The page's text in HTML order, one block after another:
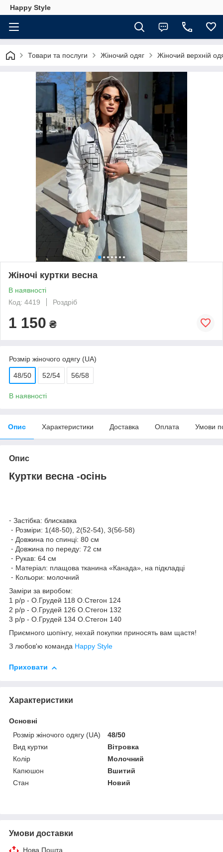
Happy Style
Товари та послуги Жіночий одяг Жіночий верхній
Жіночі куртки весна
В наявності
Код: 4419
Роздріб
1 150 ₴
Розмір жіночого одягу (UA)
48/50 52/54 56/58
В наявності
Опис Характеристики Доставка Оплата Умови
Опис
Куртки весна -осінь
⁃ Застібка: блискавка
⁃ Розміри: 1(48-50), 2(52-54), 3(56-58)
⁃ Довжина по спинці: 80 см
⁃ Довжина по переду: 72 см
⁃ Рукав: 64 см
⁃ Матеріал: плащова тканина «Канада», на підкладці
⁃ Кольори: молочний
Заміри за виробом:
1 р/р - О.Грудей 118 О.Стегон 124
2 р/р - О.Грудей 126 О.Стегон 132
3 р/р - О.Грудей 134 О.Стегон 140
Приємного шопінгу, нехай покупки приносять вам щастя!
З любов'ю команда Happy Style
Приховати
Характеристики
Основні
Розмір жіночого одягу (UA)
48/50
Вид куртки
Вітровка
Колір
Молочний
Капюшон
Вшитий
Стан
Новий
Умови доставки
Нова Пошта